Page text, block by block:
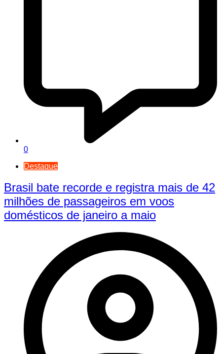
0
Destaque
Brasil bate recorde e registra mais de 42
milhões de passageiros em voos
domésticos de janeiro a maio